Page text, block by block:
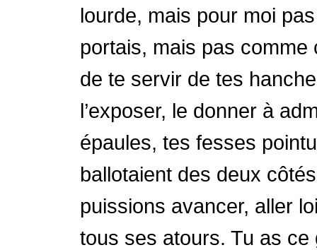
lourde, mais pour moi
portais, mais pas
de te servir de tes
l’exposer, le donner à
épaules, tes fesses
ballotaient des deux
puissions avancer, aller
tous ses atours. Tu as